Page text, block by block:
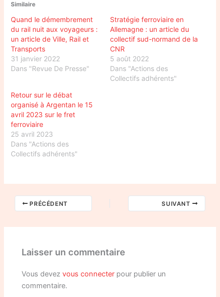
Similaire
Quand le démembrement
du rail nuit aux voyageurs :
un article de Ville, Rail et
Transports
31 janvier 2022
Dans "Revue De Presse"
Stratégie ferroviaire en
Allemagne : un article du
collectif sud-normand de la
CNR
5 août 2022
Dans "Actions des
Collectifs adhérents"
Retour sur le débat
organisé à Argentan le 15
avril 2023 sur le fret
ferroviaire
25 avril 2023
Dans "Actions des
Collectifs adhérents"
PRÉCÉDENT SUIVANT
Laisser un commentaire
Vous devezvous connecter pour publier un
commentaire.